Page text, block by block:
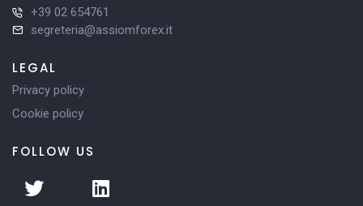
+39 02 654761
segreteria@assiomforex.it
LEGAL
Privacy policy
Cookie policy
FOLLOW US